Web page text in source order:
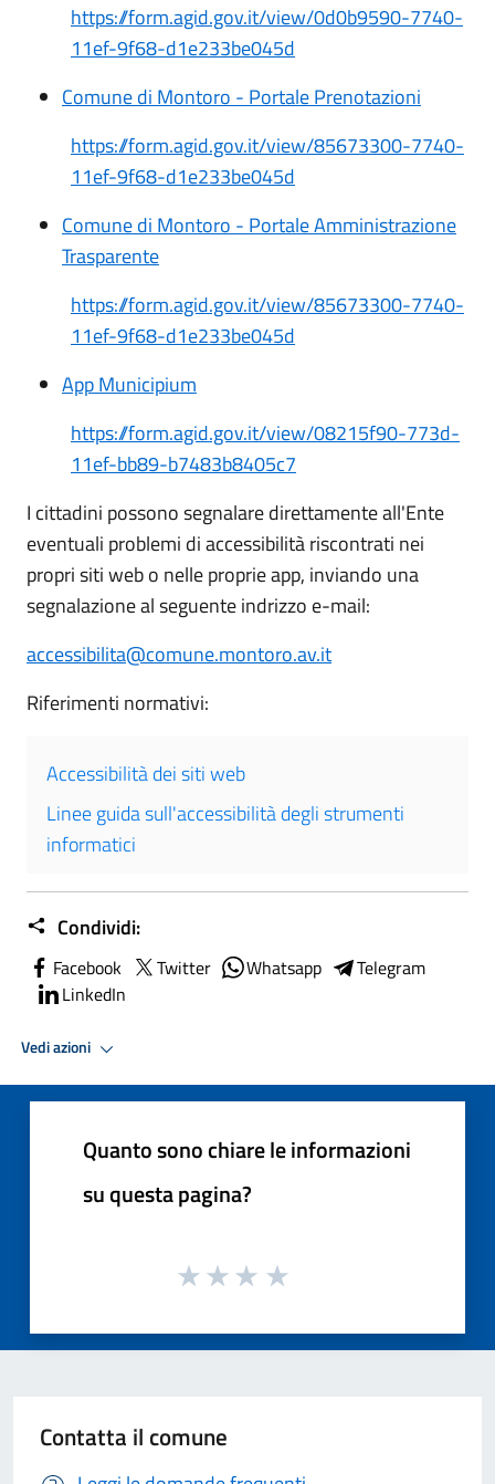
https://form.agid.gov.it/view/0d0b9590-7740-
11ef-9f68-d1e233be045d
Comune di Montoro - Portale Prenotazioni
https://form.agid.gov.it/view/85673300-7740-
11ef-9f68-d1e233be045d
Comune di Montoro - Portale Amministrazione
Trasparente
https://form.agid.gov.it/view/85673300-7740-
11ef-9f68-d1e233be045d
App Municipium
https://form.agid.gov.it/view/08215f90-773d-
11ef-bb89-b7483b8405c7
I cittadini possono segnalare direttamente all'Ente
eventuali problemi di accessibilità riscontrati nei
propri siti web o nelle proprie app, inviando una
segnalazione al seguente indrizzo e-mail:
accessibilita@comune.montoro.av.it
Riferimenti normativi:
Accessibilità dei siti web
Linee guida sull'accessibilità degli strumenti
informatici
Condividi:
Facebook Twitter Whatsapp
Telegram
LinkedIn
Vedi azioni
Quanto sono chiare le informazioni
su questa pagina?
Contatta il comune